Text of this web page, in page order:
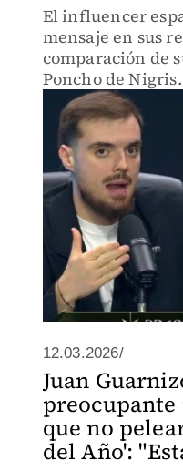
El influencer
mensaje en sus
comparación de
Poncho de Nigris.
12.03.2026/
Juan
que no
del Año':